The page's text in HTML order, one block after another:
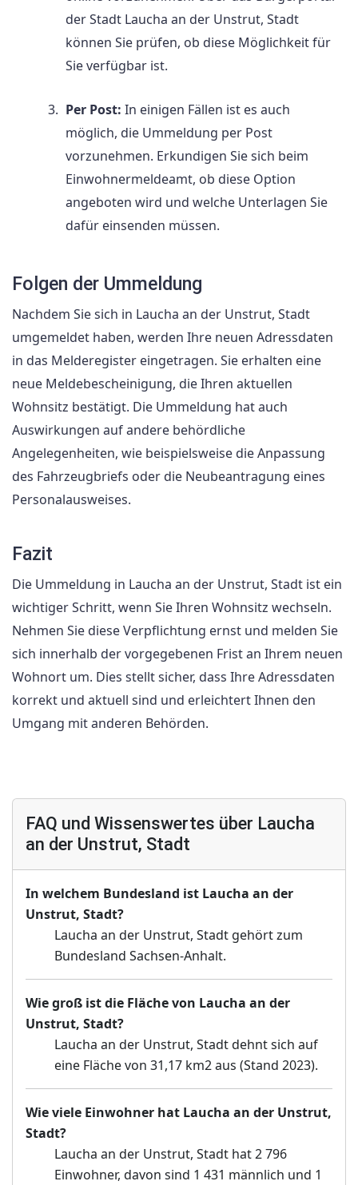
der Stadt Laucha an der Unstrut, Stadt
können Sie prüfen, ob diese Möglichkeit für
Sie verfügbar ist.
Per Post: In einigen Fällen ist es auch
möglich, die Ummeldung per Post
vorzunehmen. Erkundigen Sie sich beim
Einwohnermeldeamt, ob diese Option
angeboten wird und welche Unterlagen Sie
dafür einsenden müssen.
Folgen der Ummeldung
Nachdem Sie sich in Laucha an der Unstrut, Stadt
umgemeldet haben, werden Ihre neuen Adressdaten
in das Melderegister eingetragen. Sie erhalten eine
neue Meldebescheinigung, die Ihren aktuellen
Wohnsitz bestätigt. Die Ummeldung hat auch
Auswirkungen auf andere behördliche
Angelegenheiten, wie beispielsweise die Anpassung
des Fahrzeugbriefs oder die Neubeantragung eines
Personalausweises.
Fazit
Die Ummeldung in Laucha an der Unstrut, Stadt ist ein
wichtiger Schritt, wenn Sie Ihren Wohnsitz wechseln.
Nehmen Sie diese Verpflichtung ernst und melden Sie
sich innerhalb der vorgegebenen Frist an Ihrem neuen
Wohnort um. Dies stellt sicher, dass Ihre Adressdaten
korrekt und aktuell sind und erleichtert Ihnen den
Umgang mit anderen Behörden.
FAQ und Wissenswertes über Laucha
an der Unstrut, Stadt
In welchem Bundesland ist Laucha an der
Unstrut, Stadt?
Laucha an der Unstrut, Stadt gehört zum
Bundesland Sachsen-Anhalt.
Wie groß ist die Fläche von Laucha an der
Unstrut, Stadt?
Laucha an der Unstrut, Stadt dehnt sich auf
eine Fläche von 31,17 km2 aus (Stand 2023).
Wie viele Einwohner hat Laucha an der Unstrut,
Stadt?
Laucha an der Unstrut, Stadt hat 2 796
Einwohner, davon sind 1 431 männlich und 1